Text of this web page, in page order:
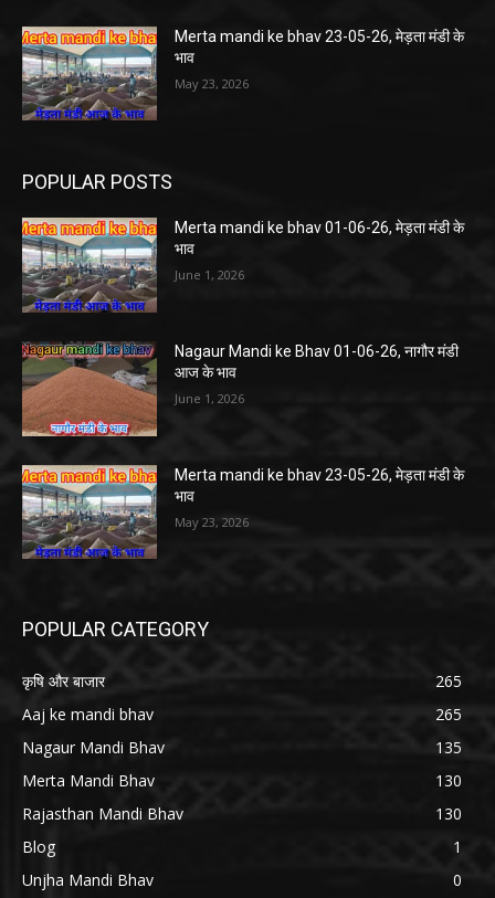
Merta mandi ke bhav 23-05-26, मेड़ता मंडी के
भाव
May 23, 2026
POPULAR POSTS
Merta mandi ke bhav 01-06-26, मेड़ता मंडी के
भाव
June 1, 2026
Nagaur Mandi ke Bhav 01-06-26, नागौर मंडी
आज के भाव
June 1, 2026
Merta mandi ke bhav 23-05-26, मेड़ता मंडी के
भाव
May 23, 2026
POPULAR CATEGORY
कृषि और बाजार
265
Aaj ke mandi bhav
265
Nagaur Mandi Bhav
135
Merta Mandi Bhav
130
Rajasthan Mandi Bhav
130
Blog
1
Unjha Mandi Bhav
0